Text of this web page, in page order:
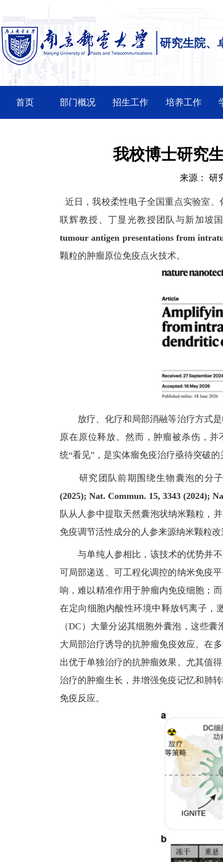
研究生院、
首页 部门概况 招生工作 培养工作
我校博士研究
来源： 研
近日，我校柔性电子全国重点实验室
联辉教授、丁显光教授团队与新加坡
tumour antigen presentations from
颗粒的肿瘤原位免疫点火技术。
放疗、化疗和局部消融等治疗方式是
原在原位释放。然而，肿瘤被杀伤，
统“看见”，是实体瘤免疫治疗亟待突破
研究团队前期围绕生物囊泡的分子
(2025); Nat. Commun. 15, 3343 (2024);
队从人参中提取天然囊泡状纳米颗粒，
免疫调节活性成分的人参来源纳米颗粒
与单纯人参相比，该技术的优势并不
可局部递送、可工程化调控的纳米免疫
响，难以精准作用于肿瘤内免疫细胞；
在定向细胞内酸性环境中释放钙离子，
（DC ）大量分泌其细胞外囊泡，这些
大局部治疗诱导的抗肿瘤免疫效应。在
出优于单独治疗的抗肿瘤效果。尤其值
治疗的肿瘤生长，并增强免疫记忆和肺
免疫反应。